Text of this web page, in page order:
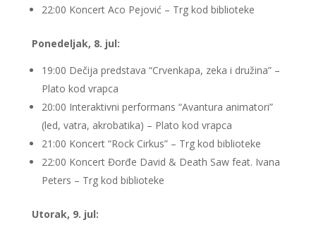
22:00 Koncert Aco Pejović – Trg kod biblioteke
Ponedeljak, 8. jul:
19:00 Dečija predstava “Crvenkapa, zeka i družina” –
Plato kod vrapca
20:00 Interaktivni performans “Avantura animatori”
(led, vatra, akrobatika) – Plato kod vrapca
21:00 Koncert “Rock Cirkus” – Trg kod biblioteke
22:00 Koncert Đorđe David & Death Saw feat. Ivana
Peters – Trg kod biblioteke
Utorak, 9. jul: